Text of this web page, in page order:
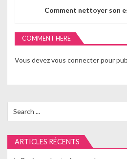
a
n
d
e
Comment nettoyer son
COMMENT HERE
Vous devezvous connecterpour
for:
ARTICLES RÉCENTS